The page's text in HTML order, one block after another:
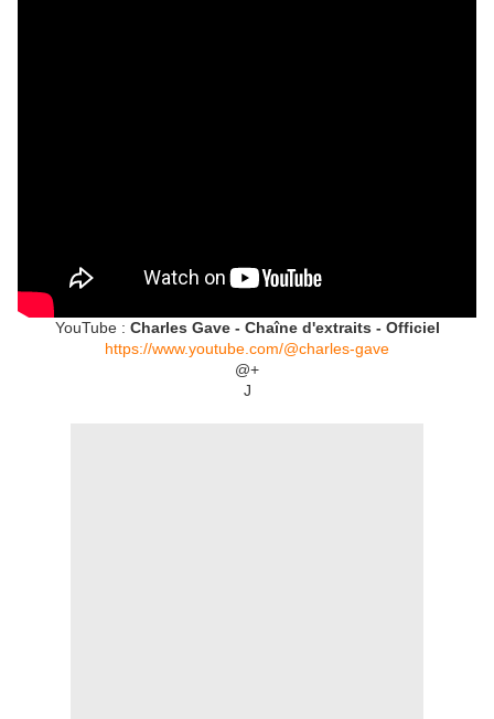
YouTube : Charles Gave - Chaîne d'extraits - Officiel
https://www.youtube.com/@charles-gave
@+
J